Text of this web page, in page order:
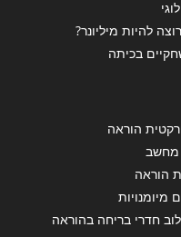
להיות מיליונר?
בכיתה
הוראה
מחשב
הוראה
חדרי בריחה בהוראה